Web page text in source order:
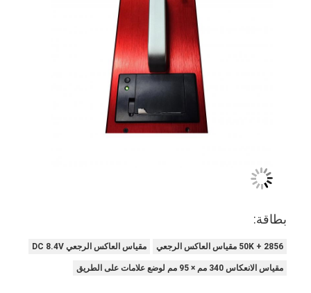
مقياس انعكاسي محمول باليد
علامات عاكسة الرجعية
ملصقات عاكسة للدراجات
ملصقات الشريط العاكسة
ملصقات عاكسة للسيارة